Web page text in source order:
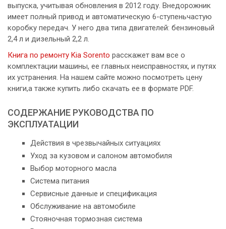
выпуска, учитывая обновления в 2012 году. Внедорожник
имеет полный привод и автоматическую 6-ступеньчастую
коробку передач. У него два типа двигателей: бензиновый
2,4 л и дизельный 2,2 л.
Книга по ремонту Kia Sorento расскажет вам все о
комплектации машины, ее главных неисправностях, и путях
их устранения. На нашем сайте можно посмотреть цену
книги,а также купить либо скачать ее в формате PDF.
СОДЕРЖАНИЕ РУКОВОДСТВА ПО
ЭКСПЛУАТАЦИИ
Действия в чрезвычайных ситуациях
Уход за кузовом и салоном автомобиля
Выбор моторного масла
Система питания
Сервисные данные и спецификация
Обслуживание на автомобиле
Стояночная тормозная система